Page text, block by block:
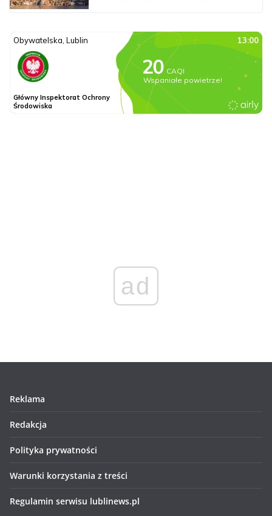
ad
Reklama
Redakcja
Polityka prywatności
Warunki korzystania z treści
Regulamin serwisu lublinews.pl